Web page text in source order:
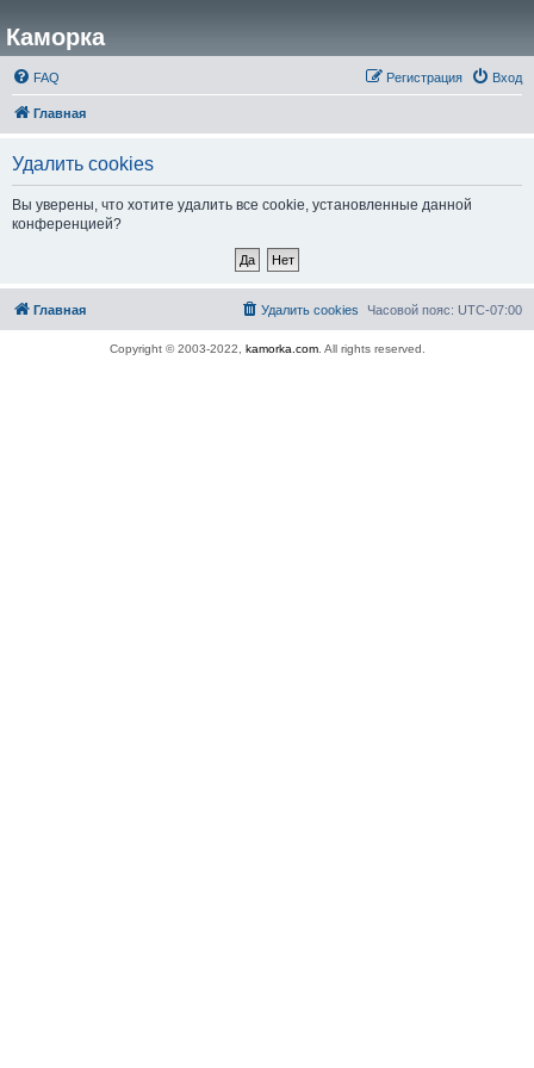
Каморка
FAQ Вход
Регистрация
Главная
Удалить cookies
Вы уверены, что хотите удалить все cookie, установленные данной
конференцией?
Главная Часовой пояс: UTC-07:00
Удалить cookies
Copyright © 2003-2022, kamorka.com. All rights reserved.